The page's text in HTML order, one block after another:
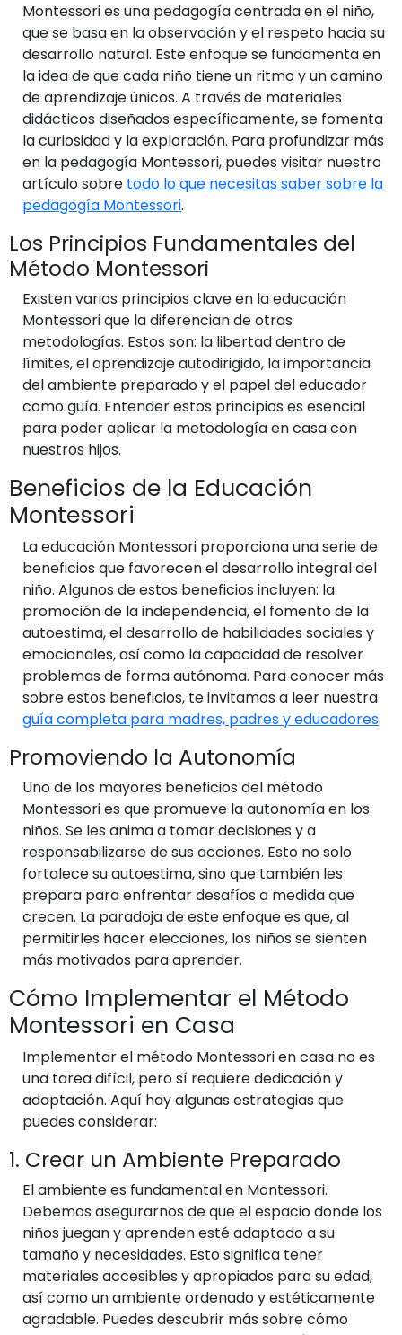
Montessori es una pedagogía centrada en el niño,
que se basa en la observación y el respeto hacia su
desarrollo natural. Este enfoque se fundamenta en
la idea de que cada niño tiene un ritmo y un camino
de aprendizaje únicos. A través de materiales
didácticos diseñados específicamente, se fomenta
la curiosidad y la exploración. Para profundizar más
en la pedagogía Montessori, puedes visitar nuestro
artículo sobre todo lo que necesitas saber sobre la
pedagogía Montessori.
Los Principios Fundamentales del
Método Montessori
Existen varios principios clave en la educación
Montessori que la diferencian de otras
metodologías. Estos son: la libertad dentro de
límites, el aprendizaje autodirigido, la importancia
del ambiente preparado y el papel del educador
como guía. Entender estos principios es esencial
para poder aplicar la metodología en casa con
nuestros hijos.
Beneficios de la Educación
Montessori
La educación Montessori proporciona una serie de
beneficios que favorecen el desarrollo integral del
niño. Algunos de estos beneficios incluyen: la
promoción de la independencia, el fomento de la
autoestima, el desarrollo de habilidades sociales y
emocionales, así como la capacidad de resolver
problemas de forma autónoma. Para conocer más
sobre estos beneficios, te invitamos a leer nuestra
guía completa para madres, padres y educadores.
Promoviendo la Autonomía
Uno de los mayores beneficios del método
Montessori es que promueve la autonomía en los
niños. Se les anima a tomar decisiones y a
responsabilizarse de sus acciones. Esto no solo
fortalece su autoestima, sino que también les
prepara para enfrentar desafíos a medida que
crecen. La paradoja de este enfoque es que, al
permitirles hacer elecciones, los niños se sienten
más motivados para aprender.
Cómo Implementar el Método
Montessori en Casa
Implementar el método Montessori en casa no es
una tarea difícil, pero sí requiere dedicación y
adaptación. Aquí hay algunas estrategias que
puedes considerar:
1. Crear un Ambiente Preparado
El ambiente es fundamental en Montessori.
Debemos asegurarnos de que el espacio donde los
niños juegan y aprenden esté adaptado a su
tamaño y necesidades. Esto significa tener
materiales accesibles y apropiados para su edad,
así como un ambiente ordenado y estéticamente
agradable. Puedes descubrir más sobre cómo